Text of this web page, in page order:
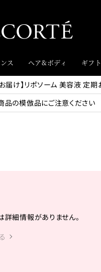
ス ヘア&ボディ ギフ
届け】リポソーム 美容液 定
品の模倣品にご注意ください
詳細情報がありません。